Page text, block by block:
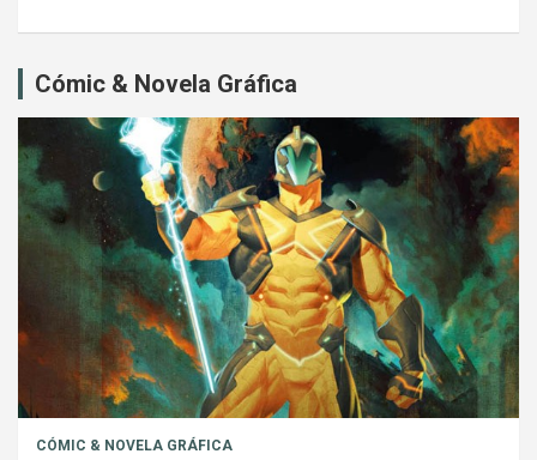
Cómic & Novela Gráfica
CÓMIC & NOVELA GRÁFICA